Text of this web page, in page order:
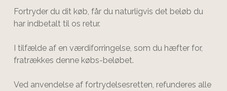
Fortryder du dit køb, får du naturligvis det beløb du
har indbetalt til os retur.
I tilfælde af en værdiforringelse, som du hæfter for,
fratrækkes denne købs-beløbet.
Ved anvendelse af fortrydelsesretten, refunderes alle